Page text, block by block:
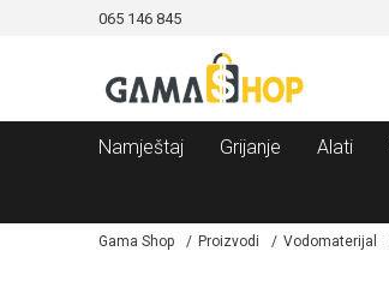
065 146 845
Namještaj Grijanje Alati
Gama Shop Proizvodi Vodomaterijal